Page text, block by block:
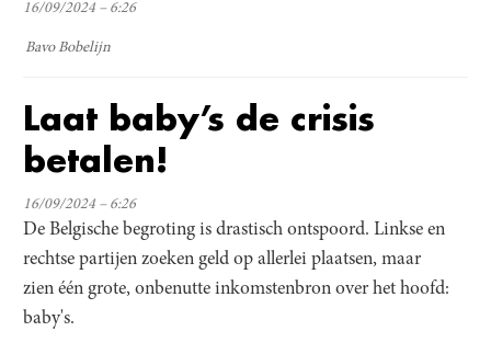
16/09/2024 – 6:26
Bavo Bobelijn
Laat baby’s de crisis
betalen!
16/09/2024 – 6:26
De Belgische begroting is drastisch ontspoord. Linkse en
rechtse partijen zoeken geld op allerlei plaatsen, maar
zien één grote, onbenutte inkomstenbron over het hoofd:
baby's.